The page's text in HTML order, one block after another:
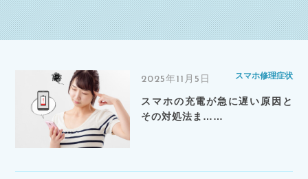
2025年11月5日 スマホ修理症状
スマホの充電が急に遅い原因と
その対処法ま……